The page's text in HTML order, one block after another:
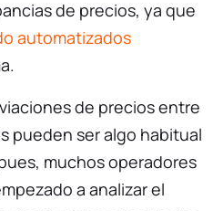
de precios, ya que
automatizados
de precios entre
pueden ser algo habitual
muchos operadores
a analizar el